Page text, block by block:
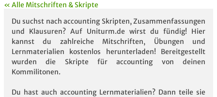
« Alle Mitschriften & Skripte
Du suchst nach accounting Skripten, Zusammenfassungen
und Klausuren? Auf Uniturm.de wirst du fündig! Hier
kannst du zahlreiche Mitschriften, Übungen und
Lernmaterialien kostenlos herunterladen! Bereitgestellt
wurden die Skripte für accounting von deinen
Kommilitonen.
Du hast auch accounting Lernmaterialien? Dann teile sie